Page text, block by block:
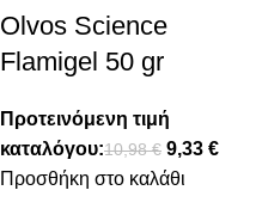
Olvos Science
Flamigel 50 gr
Προτεινόμενη τιμή
καταλόγου:10,98€ 9,33 €
Προσθήκη στο καλάθι